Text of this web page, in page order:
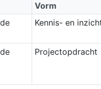
Vorm
Kennis- en
Projectopdracht